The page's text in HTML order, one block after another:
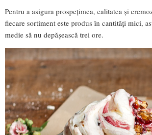
Pentru a asigura prospețimea, calitatea și
fiecare sortiment este produs în cantități mici,
medie să nu depășească trei ore.